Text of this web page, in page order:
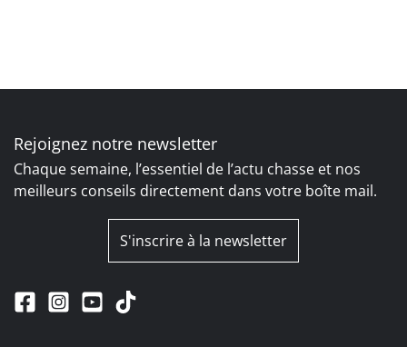
Rejoignez notre newsletter
Chaque semaine, l’essentiel de l’actu chasse et nos
meilleurs conseils directement dans votre boîte mail.
S'inscrire à la newsletter